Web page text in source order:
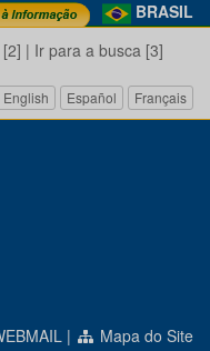
BRASIL
| Ir para a busca [3]
English Español Français
| Mapa do Site